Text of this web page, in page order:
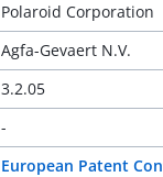
Polaroid Corporation
Agfa-Gevaert N.V.
3.2.05
-
European Patent